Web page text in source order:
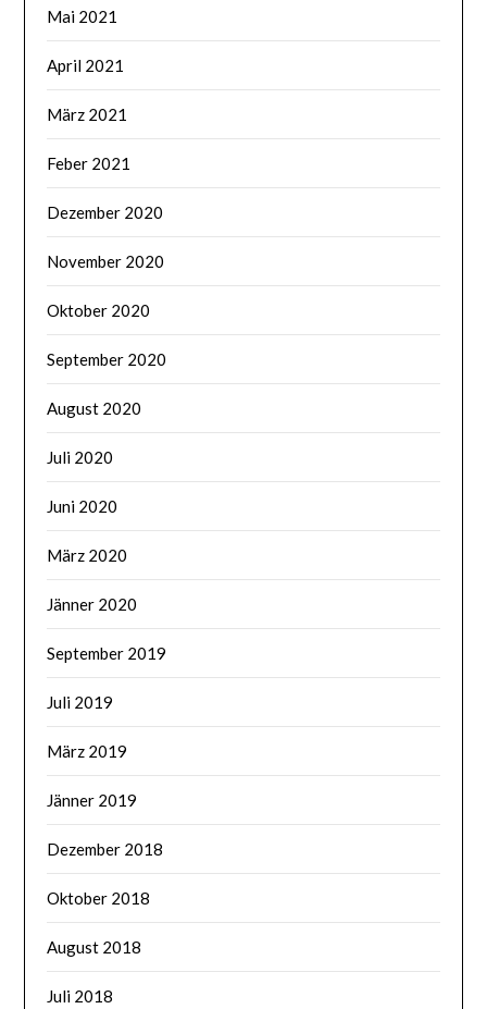
Mai 2021
April 2021
März 2021
Feber 2021
Dezember 2020
November 2020
Oktober 2020
September 2020
August 2020
Juli 2020
Juni 2020
März 2020
Jänner 2020
September 2019
Juli 2019
März 2019
Jänner 2019
Dezember 2018
Oktober 2018
August 2018
Juli 2018